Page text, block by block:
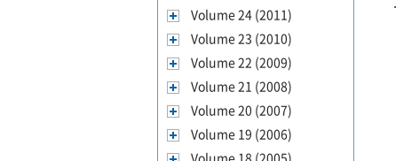
Volume 24 (2011)
Volume 23 (2010)
Volume 22 (2009)
Volume 21 (2008)
Volume 20 (2007)
Volume 19 (2006)
Volume 18 (2005)